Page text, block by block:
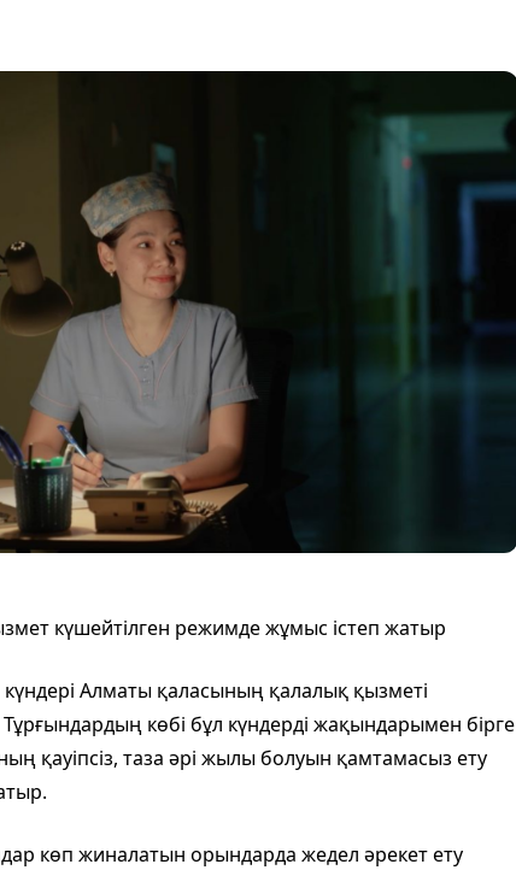
күшейтілген режимде жұмыс істеп жатыр
Алматы қаласының қалалық қызметі
көбі бұл күндерді жақындарымен бірге
қауіпсіз, таза әрі жылы болуын қамтамасыз ету
көп жиналатын орындарда жедел әрекет ету